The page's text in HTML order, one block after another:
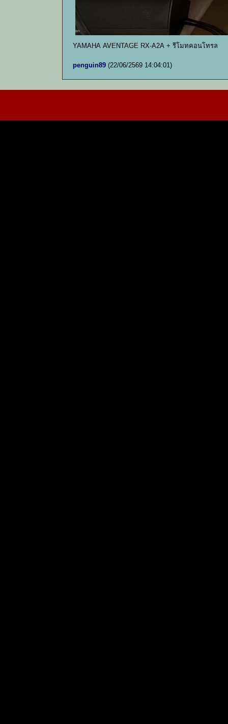
YAMAHA AVENTAGE RX-A2A + รีโมทคอนโทรล
penguin89 (22/06/2569 14:04:01)